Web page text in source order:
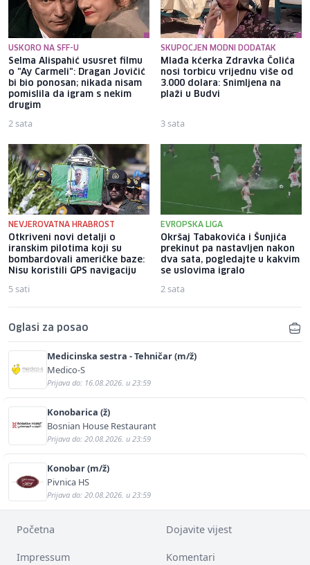
USKORO NA SFF-U
Selma Alispahić ususret filmu
o "Ay Carmeli": Dragan Jovičić
bi bio ponosan; nikada nisam
pomislila da igram s nekim
drugim
2 sata
SKUPOCJEN MODNI DODATAK
Mlađa kćerka Zdravka Čolića
nosi torbicu vrijednu više od
3.000 dolara: Snimljena na
plaži u Budvi
3 sata
NEVJEROVATNA HRABROST
Otkriveni novi detalji o
iranskim pilotima koji su
bombardovali američke baze:
Nisu koristili GPS navigaciju
5 sati
EVROPSKA LIGA
Okršaj Tabakovića i Šunjića
prekinut pa nastavljen nakon
dva sata, pogledajte u kakvim
se uslovima igralo
2 sata
Oglasi za posao
Medicinska sestra - Tehničar (m/ž)
Medico-S
Prijava do: 16.08.2026. u 23:59
Konobarica (ž)
Bosnian House Restaurant
Prijava do: 20.08.2026. u 23:59
Konobar (m/ž)
Pivnica HS
Prijava do: 20.08.2026. u 23:59
Početna Dojavite vijest
Impressum Komentari